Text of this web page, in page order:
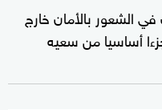
الشعور بالأمان خارج
أساسيا من سعيه